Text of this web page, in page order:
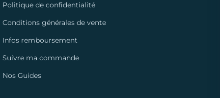
Politique de confidentialité
Conditions générales de vente
Infos remboursement
Suivre ma commande
Nos Guides